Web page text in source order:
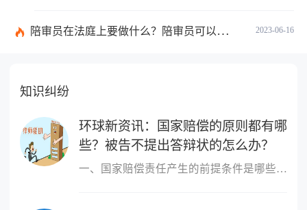
2023-06-16
陪审员在法庭上要做什么？陪审员可以参加二审吗为什么？ 全球时讯
知识纠纷
环球新资讯：国家赔偿的原则都有哪
些？被告不提出答辩状的怎么办？
一、国家赔偿责任产生的前提条件是哪些国家赔偿责任产生的前提条件